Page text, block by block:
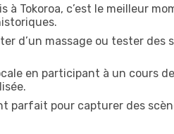
Tokoroa, c’est le meilleur
d’un massage ou tester des
en participant à un cours
parfait pour capturer des